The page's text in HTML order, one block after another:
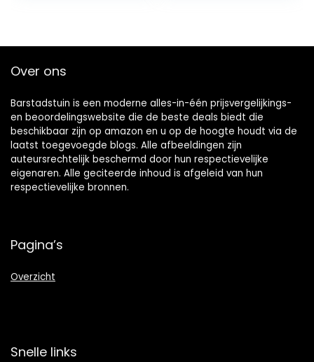
Over ons
Barstadstuin is een moderne alles-in-één prijsvergelijkings-
en beoordelingswebsite die de beste deals biedt die
beschikbaar zijn op amazon en u op de hoogte houdt via de
laatst toegevoegde blogs. Alle afbeeldingen zijn
auteursrechtelijk beschermd door hun respectievelijke
eigenaren. Alle geciteerde inhoud is afgeleid van hun
respectievelijke bronnen.
Pagina’s
Overzicht
Snelle links